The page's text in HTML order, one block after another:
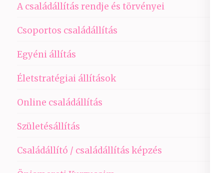
A családállítás rendje és törvényei
Csoportos családállítás
Egyéni állítás
Életstratégiai állítások
Online családállítás
Születésállítás
Családállító / családállítás képzés